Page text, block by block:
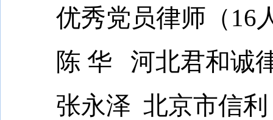
优秀党员律师（16
陈 华 河北君和诚
张永泽 北京市信利